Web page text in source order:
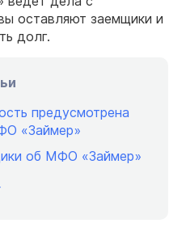
оставляют заемщики и
долг.
предусмотрена
«Займер»
об МФО «Займер»